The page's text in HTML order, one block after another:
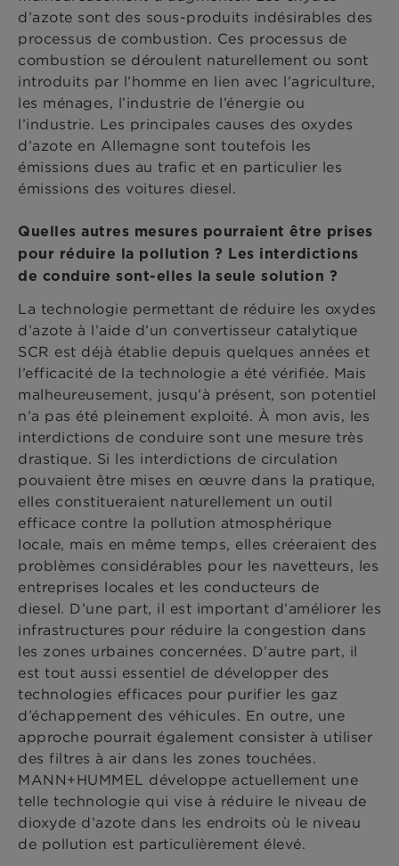
d’azote sont des sous-produits indésirables des
processus de combustion. Ces processus de
combustion se déroulent naturellement ou sont
introduits par l’homme en lien avec l’agriculture,
les ménages, l’industrie de l’énergie ou
l’industrie. Les principales causes des oxydes
d’azote en Allemagne sont toutefois les
émissions dues au trafic et en particulier les
émissions des voitures diesel.
Quelles autres mesures pourraient être prises
pour réduire la pollution ? Les interdictions
de conduire sont-elles la seule solution ?
La technologie permettant de réduire les oxydes
d’azote à l’aide d’un convertisseur catalytique
SCR est déjà établie depuis quelques années et
l’efficacité de la technologie a été vérifiée. Mais
malheureusement, jusqu’à présent, son potentiel
n’a pas été pleinement exploité. À mon avis, les
interdictions de conduire sont une mesure très
drastique. Si les interdictions de circulation
pouvaient être mises en œuvre dans la pratique,
elles constitueraient naturellement un outil
efficace contre la pollution atmosphérique
locale, mais en même temps, elles créeraient des
problèmes considérables pour les navetteurs, les
entreprises locales et les conducteurs de
diesel. D’une part, il est important d’améliorer les
infrastructures pour réduire la congestion dans
les zones urbaines concernées. D’autre part, il
est tout aussi essentiel de développer des
technologies efficaces pour purifier les gaz
d’échappement des véhicules. En outre, une
approche pourrait également consister à utiliser
des filtres à air dans les zones touchées.
MANN+HUMMEL développe actuellement une
telle technologie qui vise à réduire le niveau de
dioxyde d’azote dans les endroits où le niveau
de pollution est particulièrement élevé.